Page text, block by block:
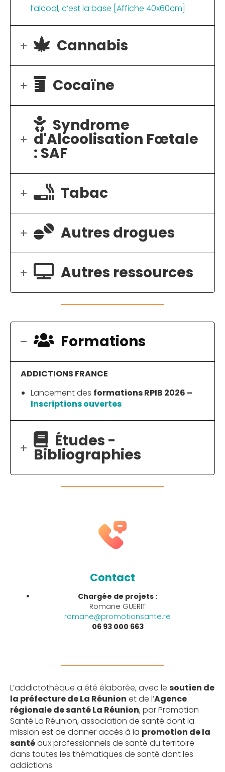
l’alcool, c’est la base [Affiche 40x60cm]
Cannabis
Cocaïne
Syndrome
d'Alcoolisation Fœtale
: SAF
Tabac
Autres drogues
Autres ressources
Formations
ADDICTIONS FRANCE
Lancement des formations RPIB 2026 –
Inscriptions ouvertes
Études -
Bibliographies
Contact
Chargée de projets :
Romane GUERIT
romane@promotionsante.re
06 93 000 663
L’addictothèque a été élaborée, avec le soutien de
la préfecture de La Réunion et de l’Agence
régionale de santé La Réunion, par Promotion
Santé La Réunion, association de santé dont la
mission est de donner accès à la promotion de la
santéaux professionnels de santé du territoire
dans toutes les thématiques de santé dont les
addictions.